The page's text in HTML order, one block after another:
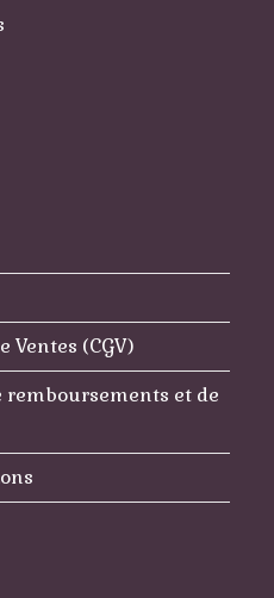
Ventes (CGV)
et de